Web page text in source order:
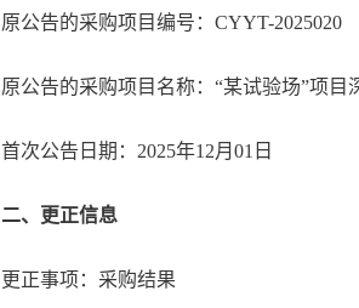
原公告的采购项目编号： CYYT-
原公告的采购项目名称： “某试验场”
首次公告日期： 2025年12月01
二、更正信息
更正事项：采购结果